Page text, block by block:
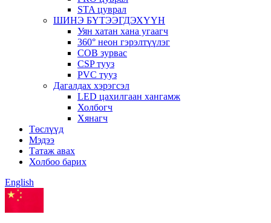
STA цуврал
ШИНЭ БҮТЭЭГДЭХҮҮН
Уян хатан хана угаагч
360° неон гэрэлтүүлэг
COB зурвас
CSP тууз
PVC тууз
Дагалдах хэрэгсэл
LED цахилгаан хангамж
Холбогч
Хянагч
Төслүүд
Мэдээ
Татаж авах
Холбоо барих
English